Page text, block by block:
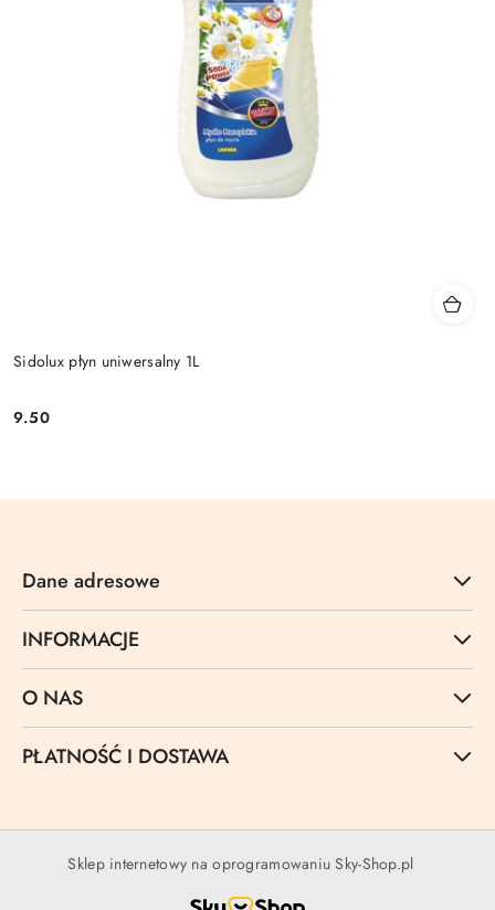
Sidolux płyn uniwersalny 1L
Cena:
9.50
Dane adresowe
INFORMACJE
O NAS
PŁATNOŚĆ I DOSTAWA
Sklep internetowy na oprogramowaniu Sky-Shop.pl